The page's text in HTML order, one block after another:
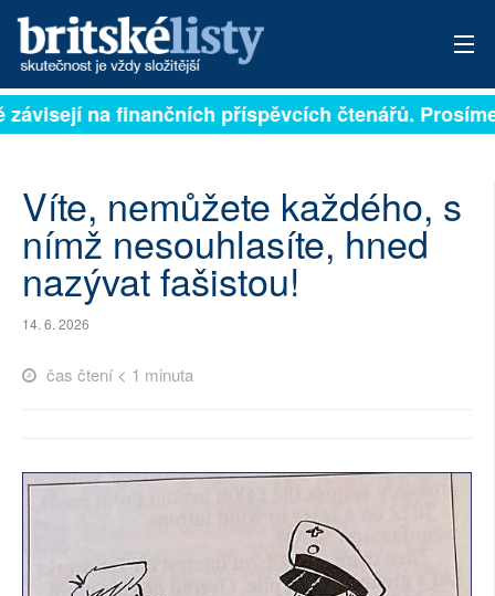
PŘIHLÁSIT
ARCHIV
ROZHOVORY
TÉMATA
NEJČTENĚJŠÍ ZA 7 DNÍ
PŘÍSPĚVKY NA PROVOZ
RUBRIKY
na finančních příspěvcích čtenářů.
Víte, nemůžete každého, s
nímž nesouhlasíte, hned
nazývat fašistou!
14. 6. 2026
čas čtení < 1 minuta